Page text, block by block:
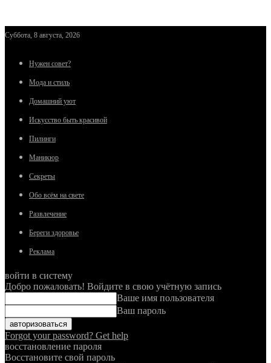
Суббота, 8 августа, 2026
Нужен совет?
Мода и стиль
Домашний уют
Искусство быть красивой
Пилинги
Маникюр
Секреты
Обо всём на свете
Развлечение
Береги здоровье
Реклама
войти в систему
Добро пожаловать! Войдите в свою учётную запись
Ваше имя пользователя
Ваш пароль
Forgot your password? Get help
восстановление пароля
Восстановите свой пароль